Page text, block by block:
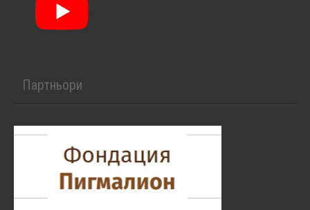
Партньори